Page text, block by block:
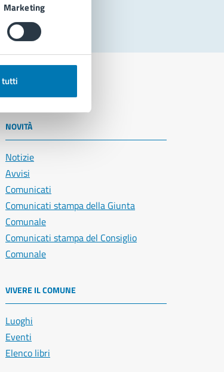
Marketing
tutti
NOVITÀ
Notizie
Avvisi
Comunicati
Comunicati stampa della Giunta
Comunale
Comunicati stampa del Consiglio
Comunale
VIVERE IL COMUNE
Luoghi
Eventi
Elenco libri